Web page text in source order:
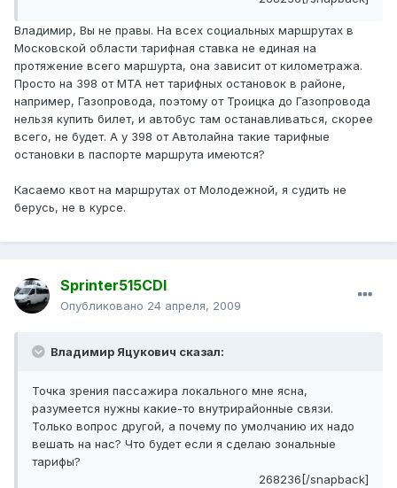
Владимир, Вы не правы. На всех социальных маршрутах в
Московской области тарифная ставка не единая на
протяжение всего маршурта, она зависит от километража.
Просто на 398 от МТА нет тарифных остановок в районе,
например, Газопровода, поэтому от Троицка до Газопровода
нельзя купить билет, и автобус там останавливаться, скорее
всего, не будет. А у 398 от Автолайна такие тарифные
остановки в паспорте маршрута имеются?
Касаемо квот на маршрутах от Молодежной, я судить не
берусь, не в курсе.
Sprinter515CDI
Опубликовано 24 апреля, 2009
Владимир Яцукович сказал:
Точка зрения пассажира локального мне ясна,
разумеется нужны какие-то внутрирайонные связи.
Только вопрос другой, а почему по умолчанию их надо
вешать на нас? Что будет если я сделаю зональные
тарифы?
268236[/snapback]